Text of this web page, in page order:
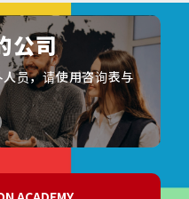
公司
员，请使用咨询表与